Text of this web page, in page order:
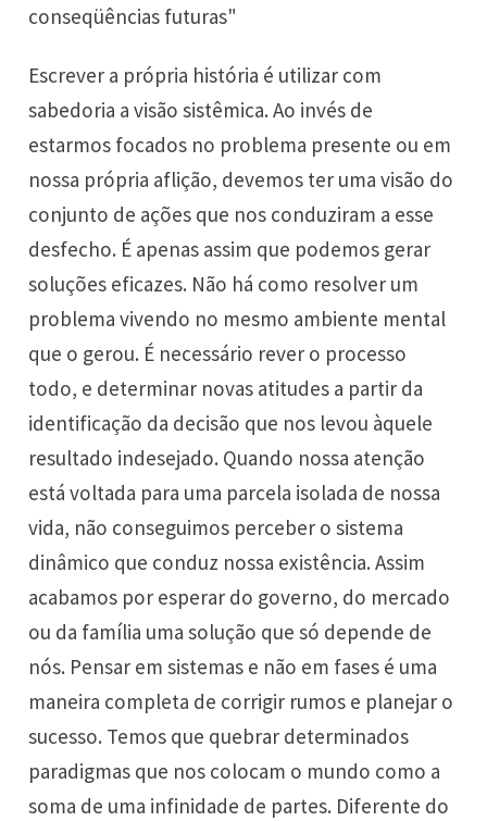
conseqüências futuras"
Escrever a própria história é utilizar com
sabedoria a visão sistêmica. Ao invés de
estarmos focados no problema presente ou em
nossa própria aflição, devemos ter uma visão do
conjunto de ações que nos conduziram a esse
desfecho. É apenas assim que podemos gerar
soluções eficazes. Não há como resolver um
problema vivendo no mesmo ambiente mental
que o gerou. É necessário rever o processo
todo, e determinar novas atitudes a partir da
identificação da decisão que nos levou àquele
resultado indesejado. Quando nossa atenção
está voltada para uma parcela isolada de nossa
vida, não conseguimos perceber o sistema
dinâmico que conduz nossa existência. Assim
acabamos por esperar do governo, do mercado
ou da família uma solução que só depende de
nós. Pensar em sistemas e não em fases é uma
maneira completa de corrigir rumos e planejar o
sucesso. Temos que quebrar determinados
paradigmas que nos colocam o mundo como a
soma de uma infinidade de partes. Diferente do